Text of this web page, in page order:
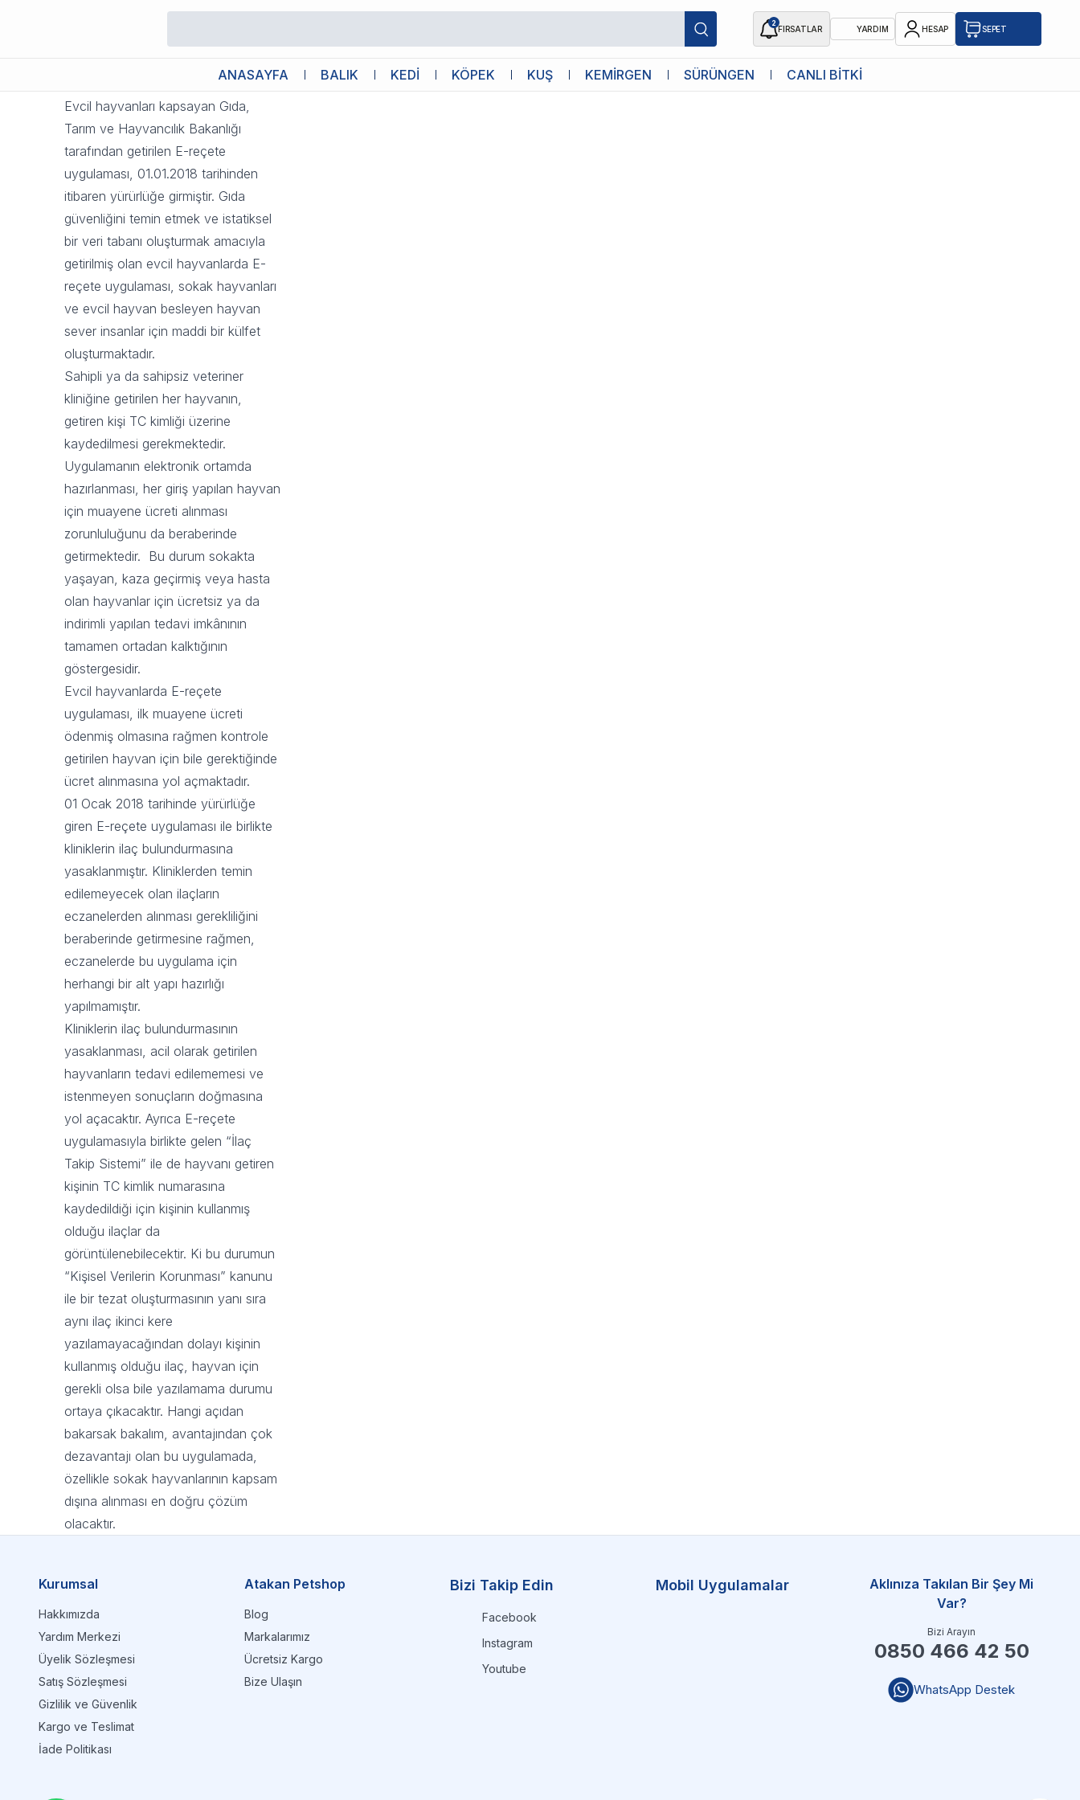
2
FIRSATLAR YARDIM HESAP SEPET
ANASAYFA BALIK KEDİ KÖPEK KUŞ KEMİRGEN SÜRÜNGEN CANLI BİTKİ
Evcil Hayvanlarda E-Reçete Uygulaması
Evcil hayvanları kapsayan Gıda,
Tarım ve Hayvancılık Bakanlığı
tarafından getirilen E-reçete
uygulaması, 01.01.2018 tarihinden
itibaren yürürlüğe girmiştir. Gıda
güvenliğini temin etmek ve istatiksel
bir veri tabanı oluşturmak amacıyla
getirilmiş olan evcil hayvanlarda E-
reçete uygulaması, sokak hayvanları
ve evcil hayvan besleyen hayvan
sever insanlar için maddi bir külfet
oluşturmaktadır.
Sahipli ya da sahipsiz veteriner
kliniğine getirilen her hayvanın,
getiren kişi TC kimliği üzerine
kaydedilmesi gerekmektedir.
Uygulamanın elektronik ortamda
hazırlanması, her giriş yapılan hayvan
için muayene ücreti alınması
zorunluluğunu da beraberinde
getirmektedir. Bu durum sokakta
yaşayan, kaza geçirmiş veya hasta
olan hayvanlar için ücretsiz ya da
indirimli yapılan tedavi imkânının
tamamen ortadan kalktığının
göstergesidir.
Evcil hayvanlarda E-reçete
uygulaması, ilk muayene ücreti
ödenmiş olmasına rağmen kontrole
getirilen hayvan için bile gerektiğinde
ücret alınmasına yol açmaktadır.
01 Ocak 2018 tarihinde yürürlüğe
giren E-reçete uygulaması ile birlikte
kliniklerin ilaç bulundurmasına
yasaklanmıştır. Kliniklerden temin
edilemeyecek olan ilaçların
eczanelerden alınması gerekliliğini
beraberinde getirmesine rağmen,
eczanelerde bu uygulama için
herhangi bir alt yapı hazırlığı
yapılmamıştır.
Kliniklerin ilaç bulundurmasının
yasaklanması, acil olarak getirilen
hayvanların tedavi edilememesi ve
istenmeyen sonuçların doğmasına
yol açacaktır. Ayrıca E-reçete
uygulamasıyla birlikte gelen “İlaç
Takip Sistemi” ile de hayvanı getiren
kişinin TC kimlik numarasına
kaydedildiği için kişinin kullanmış
olduğu ilaçlar da
görüntülenebilecektir. Ki bu durumun
“Kişisel Verilerin Korunması” kanunu
ile bir tezat oluşturmasının yanı sıra
aynı ilaç ikinci kere
yazılamayacağından dolayı kişinin
kullanmış olduğu ilaç, hayvan için
gerekli olsa bile yazılamama durumu
ortaya çıkacaktır. Hangi açıdan
bakarsak bakalım, avantajından çok
dezavantajı olan bu uygulamada,
özellikle sokak hayvanlarının kapsam
dışına alınması en doğru çözüm
olacaktır.
Kurumsal
Hakkımızda
Yardım Merkezi
Üyelik Sözleşmesi
Satış Sözleşmesi
Gizlilik ve Güvenlik
Kargo ve Teslimat
İade Politikası
Atakan Petshop
Blog
Markalarımız
Ücretsiz Kargo
Bize Ulaşın
Bizi Takip Edin
Facebook
Instagram
Youtube
Mobil Uygulamalar
Aklınıza Takılan Bir Şey Mi
Var?
Bizi Arayın
0850 466 42 50
WhatsApp Destek